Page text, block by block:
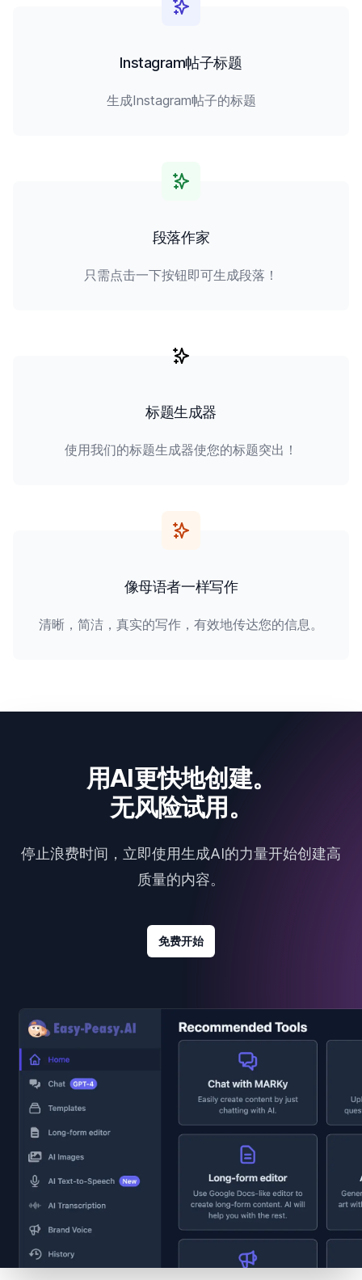
Instagram帖子标题
生成Instagram帖子的标题
段落作家
只需点击一下按钮即可生成段落！
标题生成器
使用我们的标题生成器使您的标题突出！
像母语者一样写作
清晰，简洁，真实的写作，有效地传达您的信息。
用AI更快地创建。
无风险试用。
停止浪费时间，立即使用生成AI的力量开始创建高
质量的内容。
免费开始